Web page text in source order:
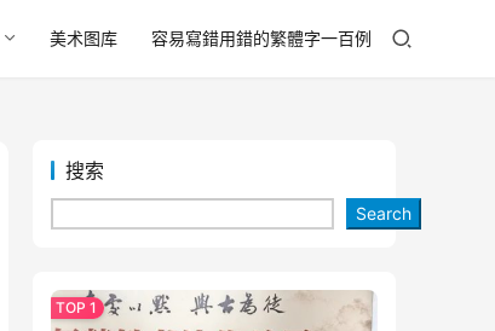
美术图库 容易寫錯用錯的繁體字一百例
搜索
Search